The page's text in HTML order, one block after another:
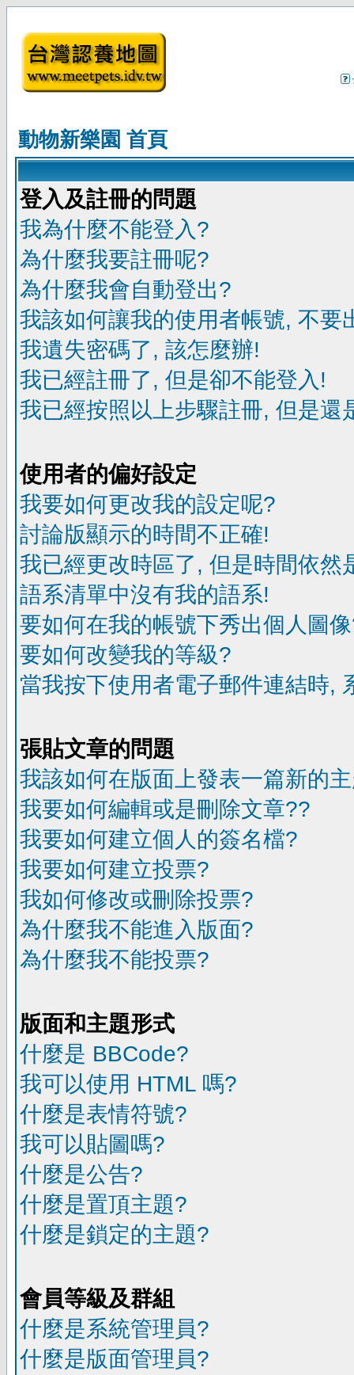
動物新樂園 首頁
登入及註冊的問題
我為什麼不能登入?
為什麼我要註冊呢?
為什麼我會自動登出?
我該如何讓我的使用者帳號, 不要
我遺失密碼了, 該怎麼辦!
我已經註冊了, 但是卻不能登入!
我已經按照以上步驟註冊, 但是還
使用者的偏好設定
我要如何更改我的設定呢?
討論版顯示的時間不正確!
我已經更改時區了, 但是時間依然
語系清單中沒有我的語系!
要如何在我的帳號下秀出個人圖
要如何改變我的等級?
當我按下使用者電子郵件連結時,
張貼文章的問題
我該如何在版面上發表一篇新的
我要如何編輯或是刪除文章??
我要如何建立個人的簽名檔?
我要如何建立投票?
我如何修改或刪除投票?
為什麼我不能進入版面?
為什麼我不能投票?
版面和主題形式
什麼是 BBCode?
我可以使用 HTML 嗎?
什麼是表情符號?
我可以貼圖嗎?
什麼是公告?
什麼是置頂主題?
什麼是鎖定的主題?
會員等級及群組
什麼是系統管理員?
什麼是版面管理員?